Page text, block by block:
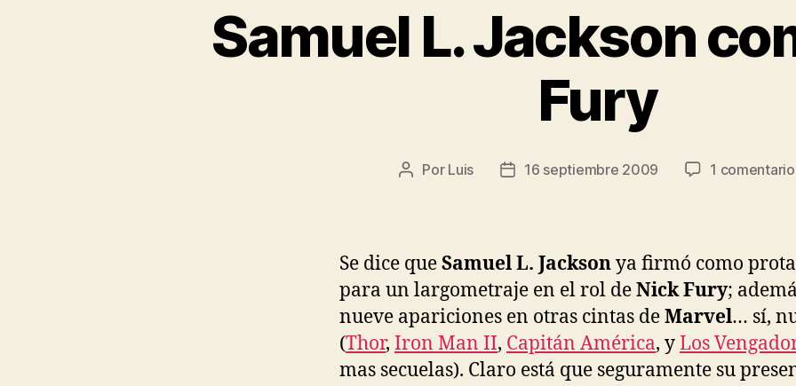
Samuel L. Jackson
Fury
Autor
Por Luis
Fecha16 septiembre 2009 1 comentario
Se dice queSamuel L. Jacksonya firmó como
para un largometraje en el rol deNick Fury;
nueve apariciones en otras cintas deMarvel… sí,
(Thor, Iron Man II, Capitán América, yLos
mas secuelas). Claro está que seguramente su